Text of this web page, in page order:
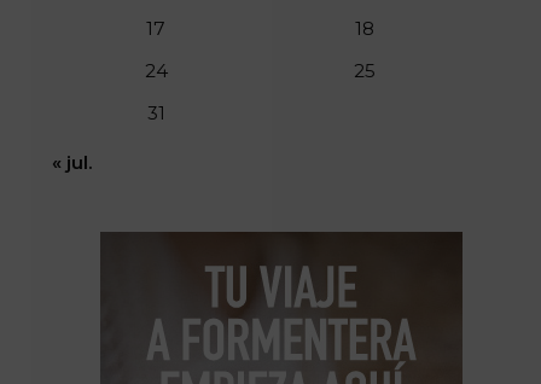
17
18
24
25
31
« jul.